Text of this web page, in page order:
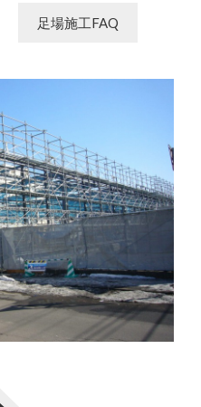
足場施工FAQ